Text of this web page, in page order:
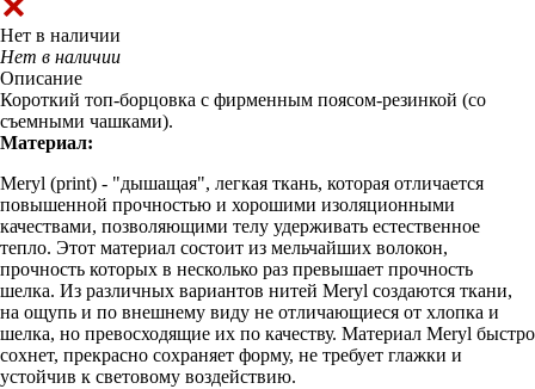
Нет в наличии
Нет в наличии
Описание
Короткий топ-борцовка с фирменным поясом-резинкой (со
съемными чашками).
Материал:
Meryl (print) - "дышащая", легкая ткань, которая отличается
повышенной прочностью и хорошими изоляционными
качествами, позволяющими телу удерживать естественное
тепло. Этот материал состоит из мельчайших волокон,
прочность которых в несколько раз превышает прочность
шелка. Из различных вариантов нитей Meryl создаются ткани,
на ощупь и по внешнему виду не отличающиеся от хлопка и
шелка, но превосходящие их по качеству. Материал Meryl быстро
сохнет, прекрасно сохраняет форму, не требует глажки и
устойчив к световому воздействию.